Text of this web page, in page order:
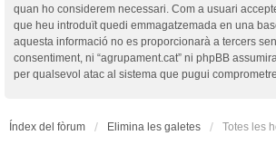
quan ho considerem necessari. Com a usuari
que heu introduït quedi emmagatzemada en una
aquesta informació no es proporcionarà a tercers
consentiment, ni “agrupament.cat” ni phpBB
per qualsevol atac al sistema que pugui
Índex del fòrum Elimina les galetes Totes les